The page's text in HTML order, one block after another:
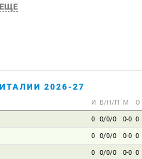
ЕЩЕ
2026-27
И В/Н/П М О
0 0/0/0 0-0 0
0 0/0/0 0-0 0
0 0/0/0 0-0 0